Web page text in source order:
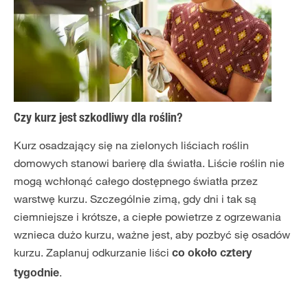
Czy kurz jest szkodliwy dla roślin?
Kurz osadzający się na zielonych liściach roślin
domowych stanowi barierę dla światła. Liście roślin nie
mogą wchłonąć całego dostępnego światła przez
warstwę kurzu. Szczególnie zimą, gdy dni i tak są
ciemniejsze i krótsze, a ciepłe powietrze z ogrzewania
wznieca dużo kurzu, ważne jest, aby pozbyć się osadów
kurzu. Zaplanuj odkurzanie liści co około cztery
tygodnie.